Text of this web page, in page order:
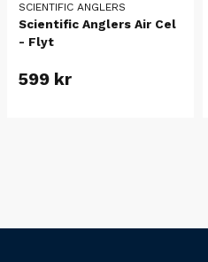
SCIENTIFIC ANGLERS
Scientific Anglers Air Cel
- Flyt
599 kr